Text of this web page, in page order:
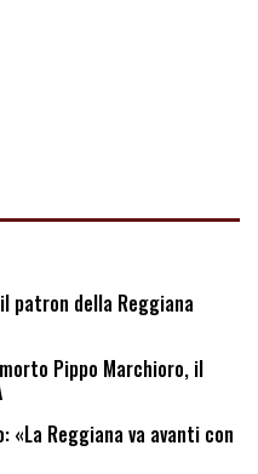
patron della Reggiana
Pippo Marchioro, il
«La Reggiana va avanti con